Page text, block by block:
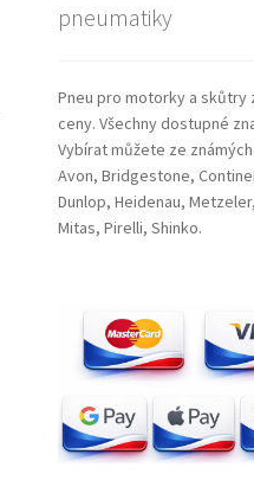
pneumatiky
Pneu pro motorky a skůtry
ceny. Všechny dostupné
Vybírat můžete ze
Avon, Bridgestone,
Dunlop, Heidenau,
Mitas, Pirelli, Shinko.